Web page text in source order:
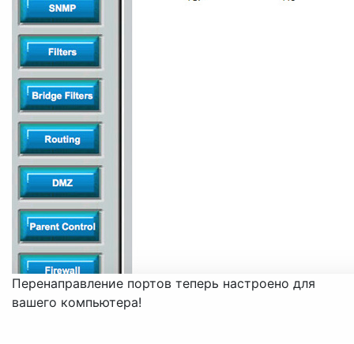
Перенаправление портов теперь настроено для
вашего компьютера!